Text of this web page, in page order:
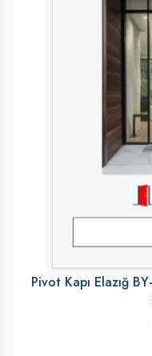
Pivot Kapı Elazığ